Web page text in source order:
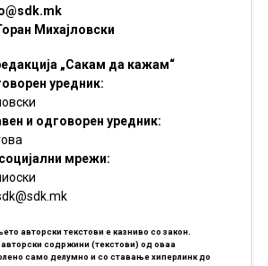
Михајловски
„Сакам да кажам“
уредник:
и одговорен уредник:
мрежи:
авторски текстови е казниво со закон.
содржини (текстови) од оваа
само делумно и со ставање хиперлинк до